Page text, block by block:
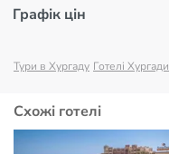
Графік цін
Тури в Хургаду Готелі Хургади
Схожі готелі